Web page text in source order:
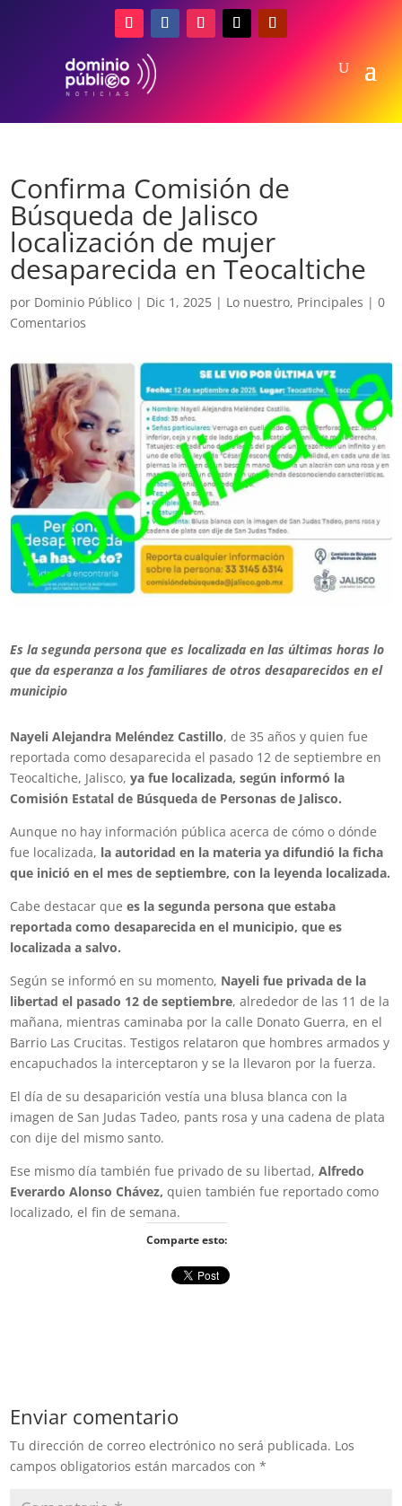
Confirma Comisión de
Búsqueda de Jalisco
localización de mujer
desaparecida en Teocaltiche
por Dominio Público | Dic 1, 2025 | Lo nuestro, Principales |0
Comentarios
Es la segunda persona que es localizada en las últimas horas lo
que da esperanza a los familiares de otros desaparecidos en el
municipio
Nayeli Alejandra Meléndez Castillo, de 35 años y quien fue
reportada como desaparecida el pasado 12 de septiembre en
Teocaltiche, Jalisco,ya fue localizada, según informó la
Comisión Estatal de Búsqueda de Personas de Jalisco.
Aunque no hay información pública acerca de cómo o dónde
fue localizada, la autoridad en la materia ya difundió la ficha
que inició en el mes de septiembre, con la leyenda localizada.
Cabe destacar quees la segunda persona que estaba
reportada como desaparecida en el municipio, que es
localizada a salvo.
Según se informó en su momento, Nayeli fue privada de la
libertad el pasado 12 de septiembre, alrededor de las 11 de la
mañana, mientras caminaba por la calle Donato Guerra, en el
Barrio Las Crucitas. Testigos relataron que hombres armados y
encapuchados la interceptaron y se la llevaron por la fuerza.
El día de su desaparición vestía una blusa blanca con la
imagen de San Judas Tadeo, pants rosa y una cadena de plata
con dije del mismo santo.
Ese mismo día también fue privado de su libertad, Alfredo
Everardo Alonso Chávez, quien también fue reportado como
localizado, el fin de semana.
Comparte esto:
Enviar comentario
Tu dirección de correo electrónico no será publicada. Los
campos obligatorios están marcados con*